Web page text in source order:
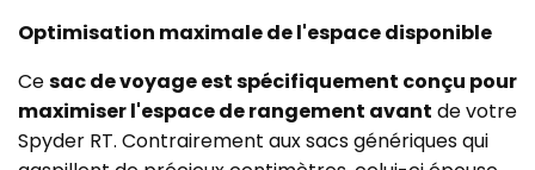
Optimisation maximale de l'espace disponible
Cesac de voyage est spécifiquement conçu pour
maximiser l'espace de rangement avant de votre
Spyder RT. Contrairement aux sacs génériques qui